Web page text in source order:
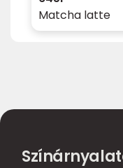
Matcha latte